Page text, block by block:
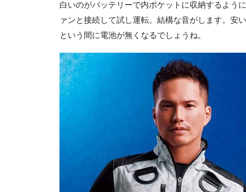
白いのがバッテリーで内ポケットに収納するよう
ァンと接続して試し運転。結構な音がします。安
という間に電池が無くなるでしょうね。